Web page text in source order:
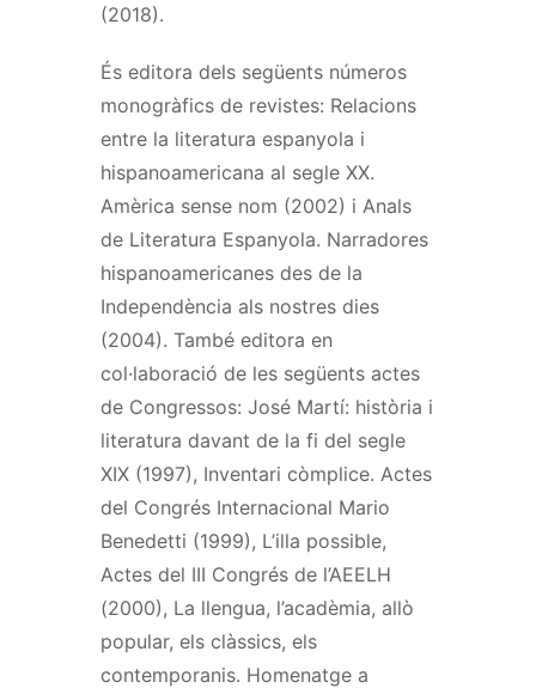
(2018).
És editora dels següents números
monogràfics de revistes: Relacions
entre la literatura espanyola i
hispanoamericana al segle XX.
Amèrica sense nom (2002) i Anals
de Literatura Espanyola. Narradores
hispanoamericanes des de la
Independència als nostres dies
(2004). També editora en
col·laboració de les següents actes
de Congressos: José Martí: història i
literatura davant de la fi del segle
XIX (1997), Inventari còmplice. Actes
del Congrés Internacional Mario
Benedetti (1999), L’illa possible,
Actes del III Congrés de l’AEELH
(2000), La llengua, l’acadèmia, allò
popular, els clàssics, els
contemporanis. Homenatge a